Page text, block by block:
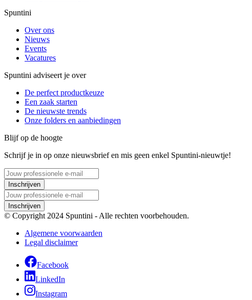
Spuntini
Over ons
Nieuws
Events
Vacatures
Spuntini adviseert je over
De perfect productkeuze
Een zaak starten
De nieuwste trends
Onze folders en aanbiedingen
Blijf op de hoogte
Schrijf je in op onze nieuwsbrief en mis geen enkel Spuntini-nieuwtje!
Inschrijven
Inschrijven
© Copyright 2024 Spuntini - Alle rechten voorbehouden.
Algemene voorwaarden
Legal disclaimer
Facebook
LinkedIn
Instagram